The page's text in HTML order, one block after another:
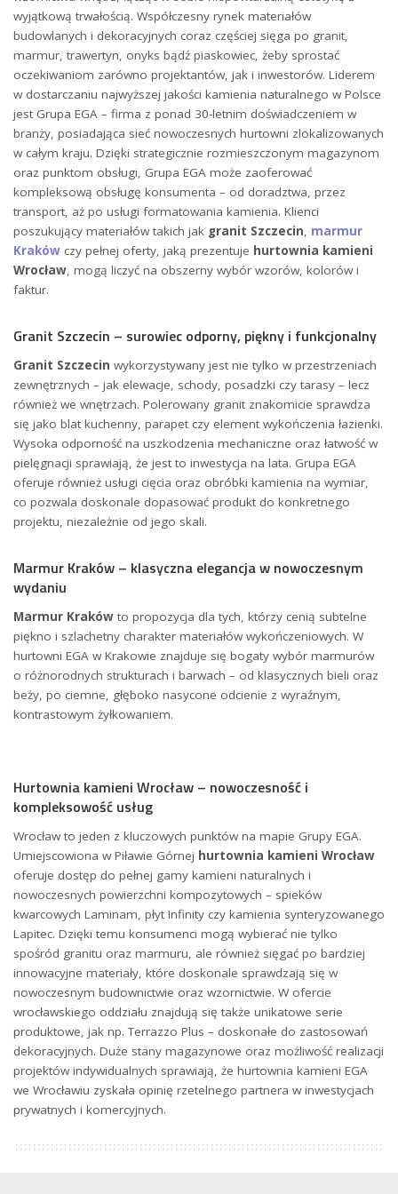
wyjątkową trwałością. Współczesny rynek materiałów
budowlanych i dekoracyjnych coraz częściej sięga po granit,
marmur, trawertyn, onyks bądź piaskowiec, żeby sprostać
oczekiwaniom zarówno projektantów, jak i inwestorów. Liderem
w dostarczaniu najwyższej jakości kamienia naturalnego w Polsce
jest Grupa EGA – firma z ponad 30-letnim doświadczeniem w
branży, posiadająca sieć nowoczesnych hurtowni zlokalizowanych
w całym kraju. Dzięki strategicznie rozmieszczonym magazynom
oraz punktom obsługi, Grupa EGA może zaoferować
kompleksową obsługę konsumenta – od doradztwa, przez
transport, aż po usługi formatowania kamienia. Klienci
poszukujący materiałów takich jak granit Szczecin marmur
Kraków czy pełnej oferty, jaką prezentuje hurtownia kamieni
Wrocław , mogą liczyć na obszerny wybór wzorów, kolorów i
faktur.
Granit Szczecin – surowiec odporny, piękny i funkcjonalny
Granit Szczecin wykorzystywany jest nie tylko w przestrzeniach
zewnętrznych – jak elewacje, schody, posadzki czy tarasy – lecz
również we wnętrzach. Polerowany granit znakomicie sprawdza
się jako blat kuchenny, parapet czy element wykończenia łazienki.
Wysoka odporność na uszkodzenia mechaniczne oraz łatwość w
pielęgnacji sprawiają, że jest to inwestycja na lata. Grupa EGA
oferuje również usługi cięcia oraz obróbki kamienia na wymiar,
co pozwala doskonale dopasować produkt do konkretnego
projektu, niezależnie od jego skali.
Marmur Kraków – klasyczna elegancja w nowoczesnym
wydaniu
Marmur Kraków to propozycja dla tych, którzy cenią subtelne
piękno i szlachetny charakter materiałów wykończeniowych. W
hurtowni EGA w Krakowie znajduje się bogaty wybór marmurów
o różnorodnych strukturach i barwach – od klasycznych bieli oraz
beży, po ciemne, głęboko nasycone odcienie z wyraźnym,
kontrastowym żyłkowaniem.
Hurtownia kamieni Wrocław – nowoczesność i
kompleksowość usług
Wrocław to jeden z kluczowych punktów na mapie Grupy EGA.
Umiejscowiona w Piławie Górnej hurtownia kamieni Wrocław
oferuje dostęp do pełnej gamy kamieni naturalnych i
nowoczesnych powierzchni kompozytowych – spieków
kwarcowych Laminam, płyt Infinity czy kamienia synteryzowanego
Lapitec. Dzięki temu konsumenci mogą wybierać nie tylko
spośród granitu oraz marmuru, ale również sięgać po bardziej
innowacyjne materiały, które doskonale sprawdzają się w
nowoczesnym budownictwie oraz wzornictwie. W ofercie
wrocławskiego oddziału znajdują się także unikatowe serie
produktowe, jak np. Terrazzo Plus – doskonałe do zastosowań
dekoracyjnych. Duże stany magazynowe oraz możliwość realizacji
projektów indywidualnych sprawiają, że hurtownia kamieni EGA
we Wrocławiu zyskała opinię rzetelnego partnera w inwestycjach
prywatnych i komercyjnych.